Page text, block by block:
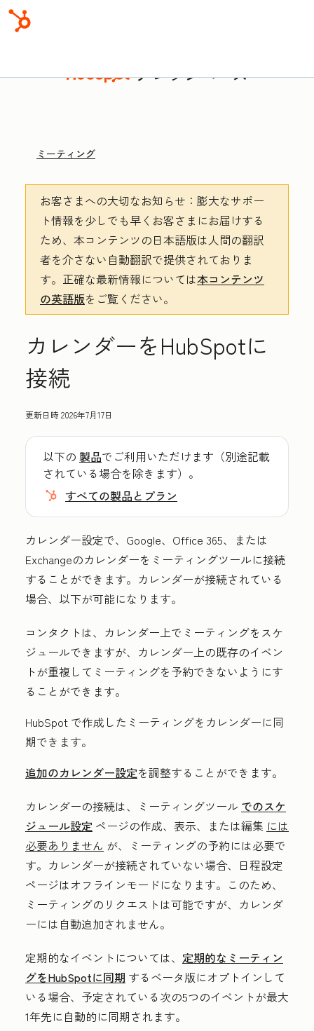
ナレッジベース
ミーティング
お客さまへの大切なお知らせ ：膨大なサポー
ト情報を少しでも早くお客さまにお届けする
ため、本コンテンツの日本語版は人間の翻訳
者を介さない自動翻訳で提供されておりま
す。 正確な最新情報については本コンテンツ
の英語版をご覧ください。
カレンダーをHubSpotに
接続
更新日時2026年7月17日
以下の 製品でご利用いただけます（別途記載
されている場合を除きます）。
すべての製品とプラン
カレンダー設定で、Google、Office 365、または
Exchangeのカレンダーをミーティングツールに接続
することができます。カレンダーが接続されている
場合、以下が可能になります。
コンタクトは、カレンダー上でミーティングをスケ
ジュールできますが、カレンダー上の既存のイベン
トが重複してミーティングを予約できないようにす
ることができます。
HubSpot で作成したミーティングをカレンダーに同
期できます。
追加のカレンダー設定を調整することができます。
カレンダーの接続は、ミーティングツール でのスケ
ジュール設定 ページの作成、表示、または編集 には
必要ありません が、ミーティングの予約には必要で
す。カレンダーが接続されていない場合、日程設定
ページはオフラインモードになります。このため、
ミーティングのリクエストは可能ですが、カレンダ
ーには自動追加されません。
定期的なイベントについては、 定期的なミーティン
グをHubSpotに同期 するベータ版にオプトインして
いる場合、予定されている次の5つのイベントが最大
1年先に自動的に同期されます。